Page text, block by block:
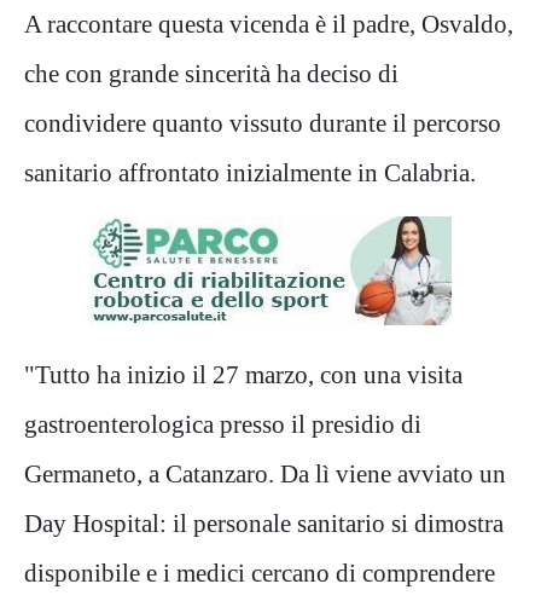
A raccontare questa vicenda è il padre, Osvaldo,
che con grande sincerità ha deciso di
condividere quanto vissuto durante il percorso
sanitario affrontato inizialmente in Calabria.
"Tutto ha inizio il 27 marzo, con una visita
gastroenterologica presso il presidio di
Germaneto, a Catanzaro. Da lì viene avviato un
Day Hospital: il personale sanitario si dimostra
disponibile e i medici cercano di comprendere